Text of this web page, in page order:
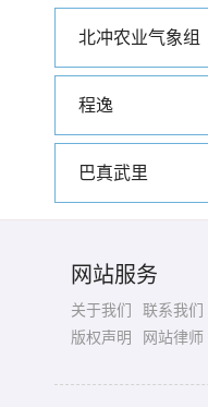
北冲农业气象组
程逸
巴真武里
网站服务
关于我们 联系我们
版权声明
网站律师